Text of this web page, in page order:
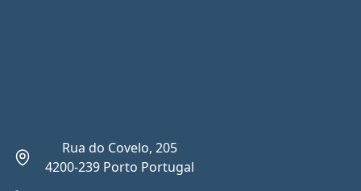
Rua do Covelo, 205
4200-239 Porto Portugal